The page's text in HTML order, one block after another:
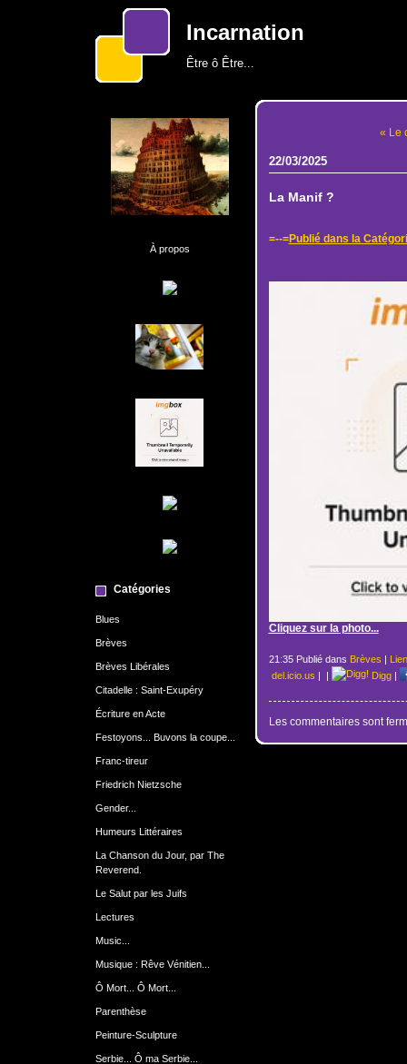
Incarnation
Être ô Être...
À propos
Catégories
Blues
Brèves
Brèves Libérales
Citadelle : Saint-Exupéry
Écriture en Acte
Festoyons... Buvons la coupe...
Franc-tireur
Friedrich Nietzsche
Gender...
Humeurs Littéraires
La Chanson du Jour, par The
Reverend.
Le Salut par les Juifs
Lectures
Music...
Musique : Rêve Vénitien...
Ô Mort... Ô Mort...
Parenthèse
Peinture-Sculpture
Serbie... Ô ma Serbie...
« Le
22/03/2025
La Manif ?
=--=Publié dans la
Cliquez sur la photo...
21:35 Publié dans Brèves |
del.icio.us | | Digg|
Les commentaires sont